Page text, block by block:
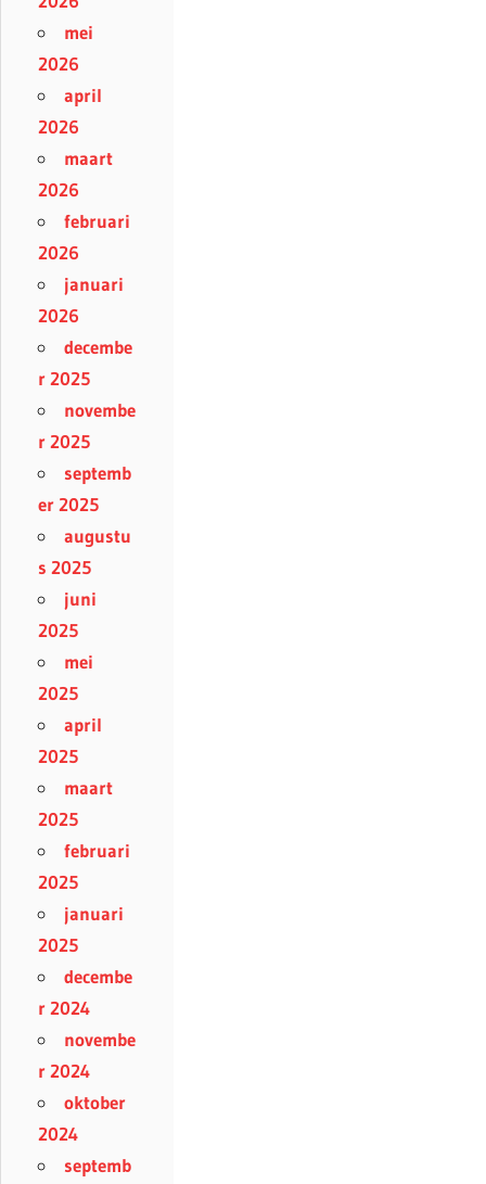
mei
2026
april
2026
maart
2026
februari
2026
januari
2026
decembe
r 2025
novembe
r 2025
septemb
er 2025
augustu
s 2025
juni
2025
mei
2025
april
2025
maart
2025
februari
2025
januari
2025
decembe
r 2024
novembe
r 2024
oktober
2024
septemb